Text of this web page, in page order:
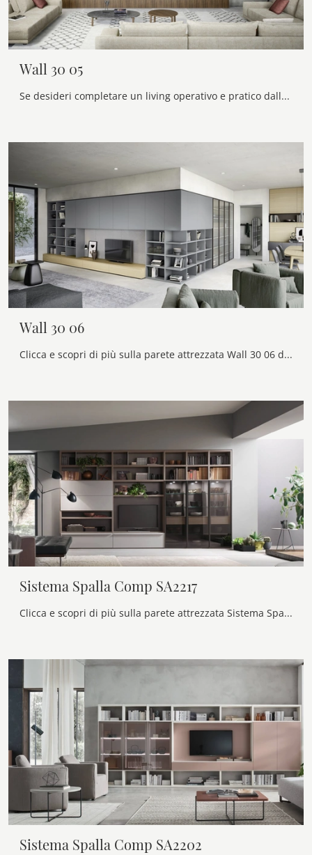
Wall 30 05
Se desideri completare un living operativo e pratico dalle linee moderne, ti offriamo la parete attrezzata Wall 30 05 Novamobili.
Wall 30 06
Clicca e scopri di più sulla parete attrezzata Wall 30 06 del brand Novamobili: è la soluzione dalle linee moderne perfetta per te.
Sistema Spalla Comp SA2217
Clicca e scopri di più sulla parete attrezzata Sistema Spalla Comp SA2217 del marchio Maronese: è la soluzione dalle linee moderne perfetta per te.
Sistema Spalla Comp SA2202